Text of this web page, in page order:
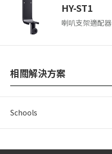
HY-ST1
喇叭支架適配器
相關解決方案
Schools